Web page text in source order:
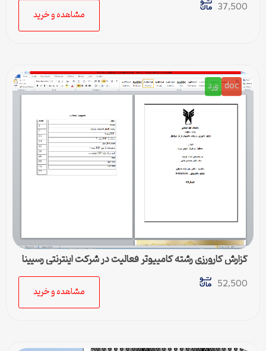
37,500
مشاهده و خرید
doc ورد
گزارش کارورزی رشته كامپيوتر فعاليت در شرکت اينترنتی رسپينا
52,500
مشاهده و خرید